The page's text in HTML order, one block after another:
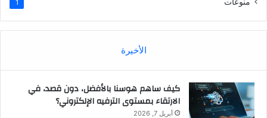
1
الأخيرة
كيف ساهم هوسنا بالأفضل، دون قصد، في
الارتقاء بمستوى الترفيه الإلكتروني؟
أبريل 7, 2026